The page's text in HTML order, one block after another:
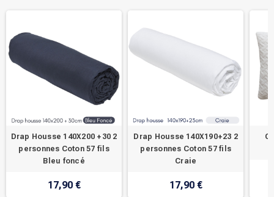
Drap Housse 140X200 +30 2
personnes Coton 57 fils
Bleu foncé
17,90 €
Drap Housse 140X190+23 2
personnes Coton 57 fils
Craie
17,90 €